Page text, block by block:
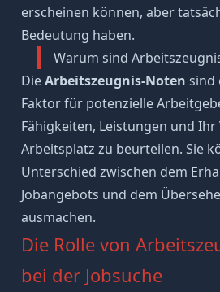
erscheinen können, aber
Bedeutung haben.
Warum sind
DieArbeitszeugnis-Noten sind
Faktor für potenzielle
Fähigkeiten, Leistungen und
Arbeitsplatz zu beurteilen. Sie
Unterschied zwischen dem
Jobangebots und dem
ausmachen.
Die Rolle von
bei der Jobsuche